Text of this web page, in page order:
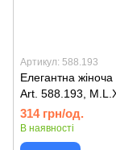
Артикул: 588.193
Елегантна
Art. 588.193,
314 грн/од.
В наявності